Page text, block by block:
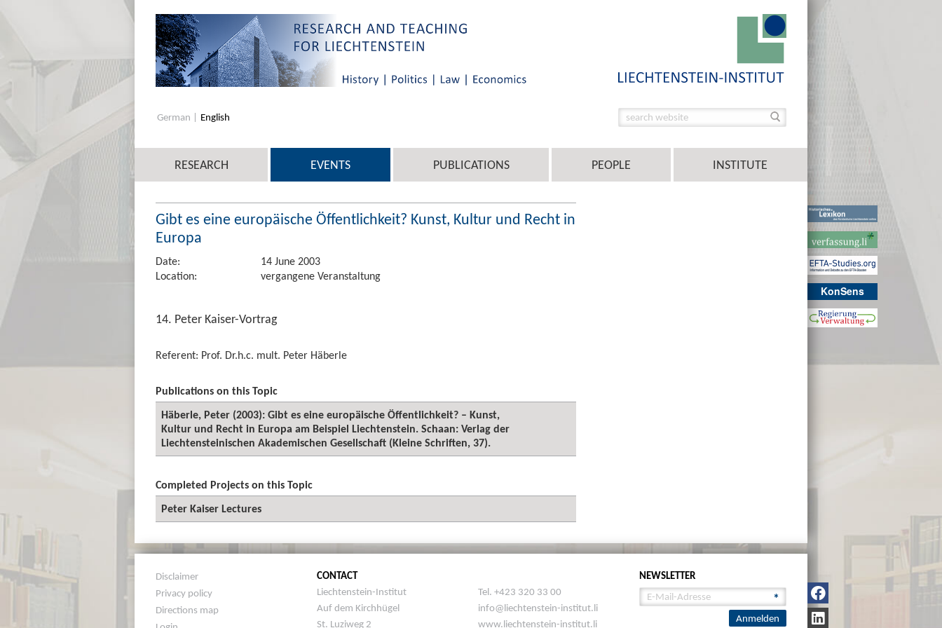
KonSens
German English
RESEARCH EVENTS PUBLICATIONS PEOPLE INSTITUTE
Gibt es eine europäische Öffentlichkeit? Kunst, Kultur und Recht in
Europa
Date:
14 June 2003
Location:
vergangene Veranstaltung
14. Peter Kaiser-Vortrag
Referent: Prof. Dr.h.c. mult. Peter Häberle
Publications on this Topic
Häberle, Peter (2003): Gibt es eine europäische Öffentlichkeit? – Kunst,
Kultur und Recht in Europa am Beispiel Liechtenstein. Schaan: Verlag der
Liechtensteinischen Akademischen Gesellschaft (Kleine Schriften, 37).
Completed Projects on this Topic
Peter Kaiser Lectures
Disclaimer
Privacy policy
Directions map
CONTACT
Liechtenstein-Institut
Auf dem Kirchhügel
St. Luziweg 2
Tel. +423 320 33 00
info@liechtenstein-institut.li
www.liechtenstein-institut.li
NEWSLETTER